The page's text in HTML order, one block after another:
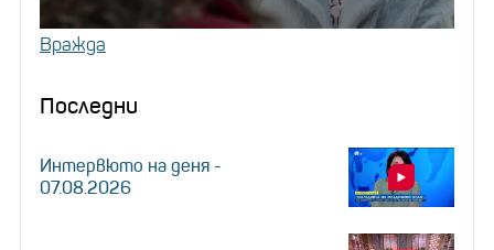
Вражда
Последни
Интервюто на деня -
07.08.2026